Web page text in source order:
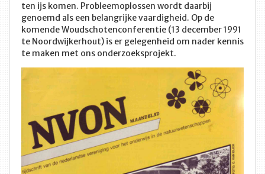
ten ijs komen. Probleemoplossen wordt daarbij
genoemd als een belangrijke vaardigheid. Op de
komende Woudschotenconferentie (13 december 1991
te Noordwijkerhout) is er gelegenheid om nader kennis
te maken met ons onderzoeksprojekt.